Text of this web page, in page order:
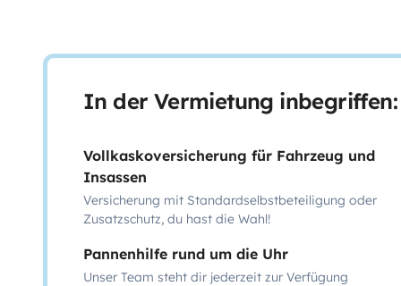
In der Vermietung inbegriffen:
Vollkaskoversicherung für Fahrzeug und
Insassen
Versicherung mit Standardselbstbeteiligung oder
Zusatzschutz, du hast die Wahl!
Pannenhilfe rund um die Uhr
Unser Team steht dir jederzeit zur Verfügung